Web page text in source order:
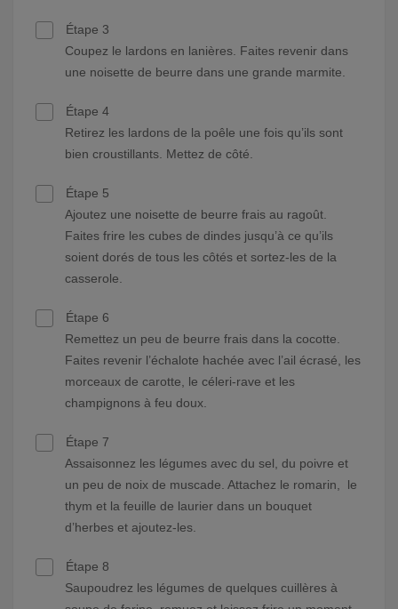
Étape 3
Coupez le lardons en lanières. Faites revenir dans
une noisette de beurre dans une grande marmite.
Étape 4
Retirez les lardons de la poêle une fois qu’ils sont
bien croustillants. Mettez de côté.
Étape 5
Ajoutez une noisette de beurre frais au ragoût.
Faites frire les cubes de dindes jusqu’à ce qu’ils
soient dorés de tous les côtés et sortez-les de la
casserole.
Étape 6
Remettez un peu de beurre frais dans la cocotte.
Faites revenir l’échalote hachée avec l’ail écrasé, les
morceaux de carotte, le céleri-rave et les
champignons à feu doux.
Étape 7
Assaisonnez les légumes avec du sel, du poivre et
un peu de noix de muscade. Attachez le romarin, le
thym et la feuille de laurier dans un bouquet
d’herbes et ajoutez-les.
Étape 8
Saupoudrez les légumes de quelques cuillères à